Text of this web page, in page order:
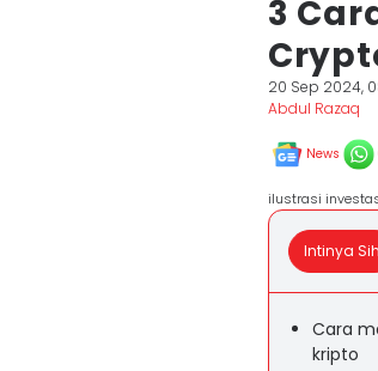
3
20 Sep 2024,
Abdul Razaq
News
ilustrasi
Intinya Sih
Cara
kripto